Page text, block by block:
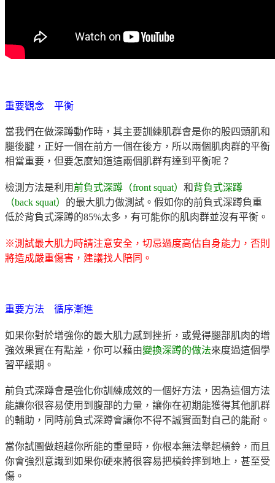
重要觀念 平衡
當我們在做深蹲動作時，其主要訓練肌群會是你的股四頭肌和
腿後腱，正好一個在前方一個在後方，所以兩個肌肉群的平衡
相當重要，但要怎麼知道這兩個肌群有達到平衡呢？
檢測方法是利用前負式深蹲（front squat） 和背負式深蹲
（back squat） 的最大肌力做測試。假如你的前負式深蹲負重
低於背負式深蹲的85%太多，有可能你的肌肉群並沒有平衡。
※測試最大肌力時請注意安全，切忌過度高估自身能力，否則
將造成嚴重傷害，建議找人陪同。
重要方法 循序漸進
如果你對於增強你的最大肌力感到挫折，或覺得腿部肌肉的增
強效果實在有點差，你可以藉由變換深蹲的做法來度過這個學
習平緩期。
前負式深蹲會是強化你訓練成效的一個好方法，因為這個方法
能讓你很容易使用到腹部的力量，讓你在初期能獲得其他肌群
的輔助，同時前負式深蹲會讓你不得不誠實面對自己的能耐。
當你試圖做超越你所能的重量時，你根本無法舉起槓鈴，而且
你會強烈意識到如果你硬來將很容易把槓鈴摔到地上，甚至受
傷。